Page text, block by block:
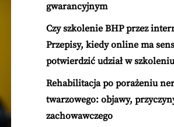
gwarancyjnym
Czy szkolenie BHP przez
Przepisy, kiedy online ma
potwierdzić udział w szkoleniu
Rehabilitacja po porażeniu
twarzowego: objawy,
zachowawczego